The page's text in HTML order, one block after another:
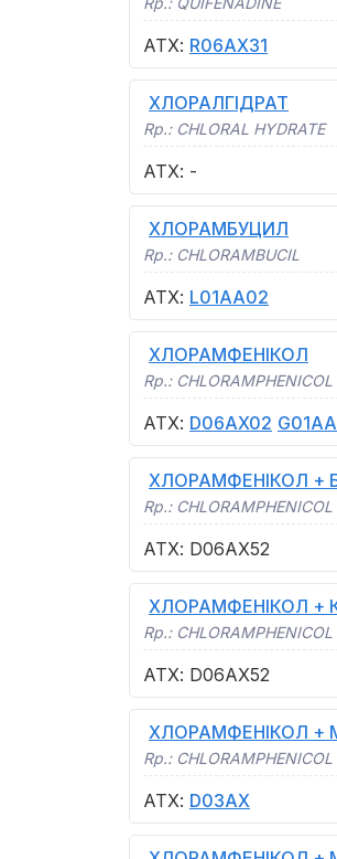
АТХ: R06AX31
ХЛОРАЛГІДРАТ
Rp.: CHLORAL HYDRATE
АТХ: -
ХЛОРАМБУЦИЛ
Rp.: CHLORAMBUCIL
АТХ: L01AA02
ХЛОРАМФЕНІКОЛ
Rp.: CHLORAMPHENICOL
АТХ: D06AX02
ХЛОРАМФЕНІКОЛ +
Rp.:
АТХ: D06AX52
ХЛОРАМФЕНІКОЛ +
Rp.:
АТХ: D06AX52
ХЛОРАМФЕНІКОЛ +
Rp.:
АТХ: D03AX